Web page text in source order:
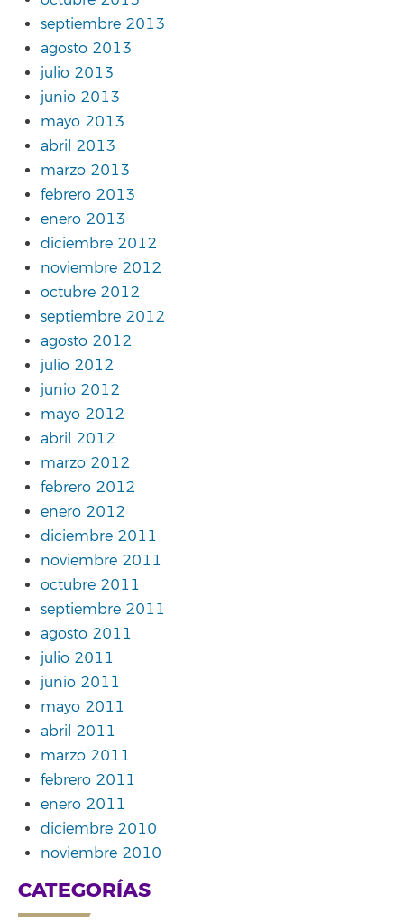
septiembre 2013
agosto 2013
julio 2013
junio 2013
mayo 2013
abril 2013
marzo 2013
febrero 2013
enero 2013
diciembre 2012
noviembre 2012
octubre 2012
septiembre 2012
agosto 2012
julio 2012
junio 2012
mayo 2012
abril 2012
marzo 2012
febrero 2012
enero 2012
diciembre 2011
noviembre 2011
octubre 2011
septiembre 2011
agosto 2011
julio 2011
junio 2011
mayo 2011
abril 2011
marzo 2011
febrero 2011
enero 2011
diciembre 2010
noviembre 2010
CATEGORÍAS